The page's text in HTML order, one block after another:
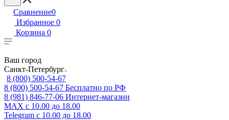
Сравнение0
Избранное 0
Корзина 0
Ваш город
Санкт-Петербург
8 (800) 500-54-67
8 (800) 500-54-67 Бесплатно по РФ
8 (981) 846-77-06 Интернет-магазин
MAX с 10.00 до 18.00
Telegram с 10.00 до 18.00